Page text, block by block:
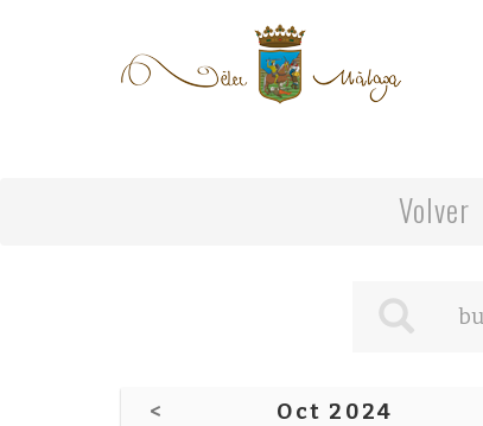
Volver
< Oct 2024